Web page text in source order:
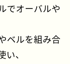
でオーバルや
ベルを組み合
、